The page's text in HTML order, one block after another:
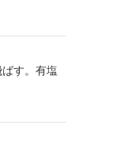
す。有塩